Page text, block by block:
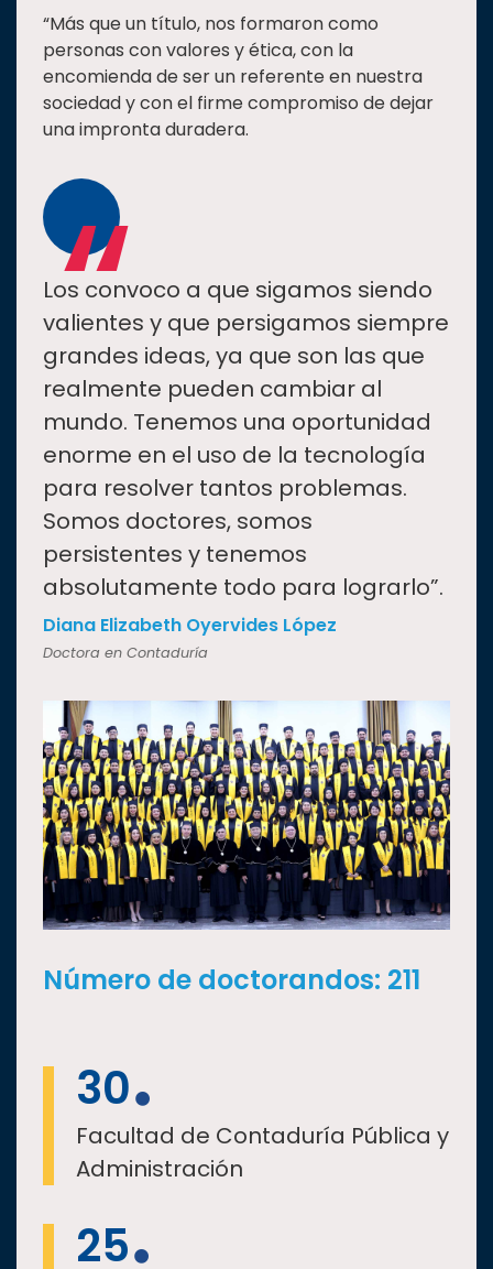
“Más que un título, nos formaron como
personas con valores y ética, con la
encomienda de ser un referente en nuestra
sociedad y con el firme compromiso de dejar
una impronta duradera.
“
Los convoco a que sigamos siendo
valientes y que persigamos siempre
grandes ideas, ya que son las que
realmente pueden cambiar al
mundo. Tenemos una oportunidad
enorme en el uso de la tecnología
para resolver tantos problemas.
Somos doctores, somos
persistentes y tenemos
absolutamente todo para lograrlo”.
Diana Elizabeth Oyervides López
Doctora en Contaduría
Número de doctorandos: 211
30
Facultad de Contaduría Pública y
Administración
25